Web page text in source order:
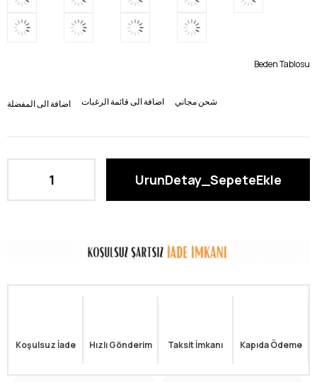
Beden Tablosu
اضافة الى المفضلة اضافة الى قائمة الرغبات شحن مجاني
Koşulsuz İade Hızlı Gönderim Taksit İmkanı Kapıda Ödeme